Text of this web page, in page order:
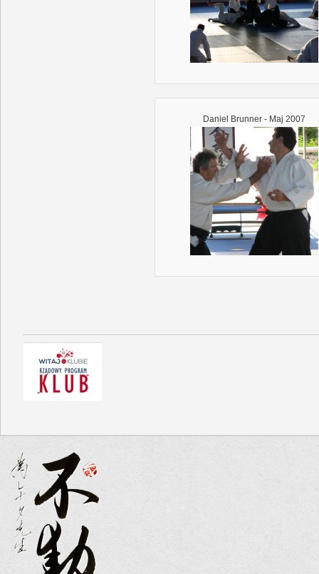
Daniel Brunner - Maj 2007